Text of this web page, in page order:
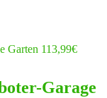
Garage